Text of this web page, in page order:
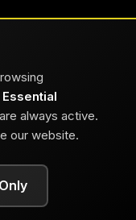
Essential
always active.
our website.